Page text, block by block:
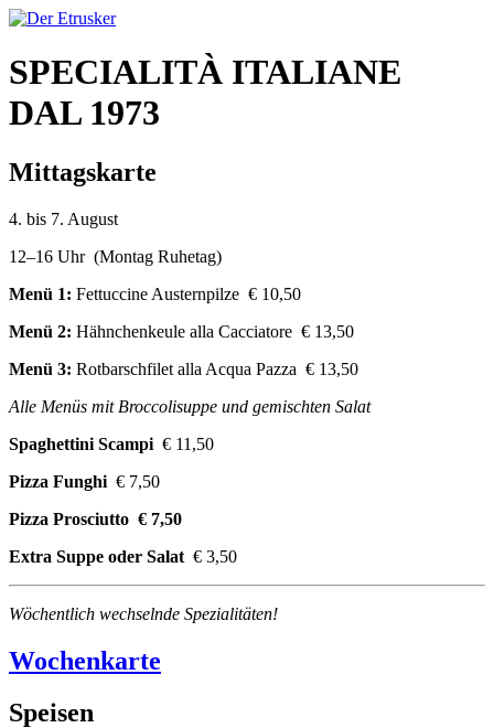
SPECIALITÀ ITALIANE
DAL 1973
Mittagskarte
4. bis 7. August
12–16 Uhr (Montag Ruhetag)
Menü 1: Fettuccine Austernpilze € 10,50
Menü 2: Hähnchenkeule alla Cacciatore € 13,50
Menü 3: Rotbarschfilet alla Acqua Pazza € 13,50
Alle Menüs mit Broccolisuppe und gemischten Salat
Spaghettini Scampi € 11,50
Pizza Funghi € 7,50
Pizza Prosciutto € 7,50
Extra Suppe oder Salat € 3,50
Wöchentlich wechselnde Spezialitäten!
Wochenkarte
Speisen